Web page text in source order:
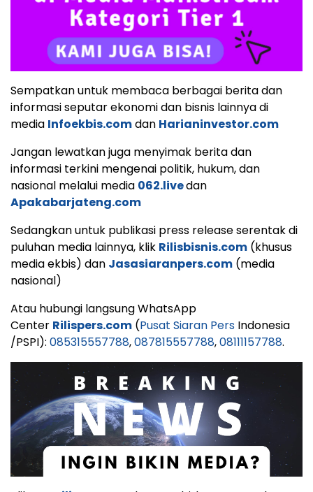
Sempatkan untuk membaca berbagai berita dan
informasi seputar ekonomi dan bisnis lainnya di
media Infoekbis.comdan Harianinvestor.com
Jangan lewatkan juga menyimak berita dan
informasi terkini mengenai politik, hukum, dan
nasional melalui media 062.livedan
Apakabarjateng.com
Sedangkan untuk publikasi press release serentak di
puluhan media lainnya, klik Rilisbisnis.com (khusus
media ekbis) dan Jasasiaranpers.com (media
nasional)
Atau hubungi langsung WhatsApp
Center Rilispers.com (Pusat Siaran Pers Indonesia
/PSPI): 085315557788,087815557788,08111157788.